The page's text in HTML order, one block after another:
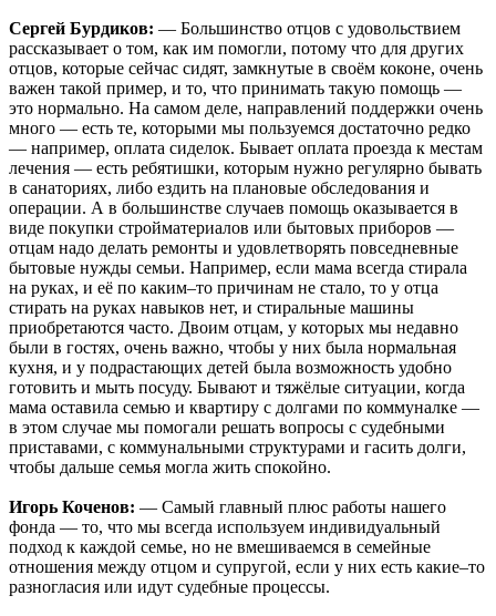
Сергей Бурдиков: — Большинство отцов с удовольствием
рассказывает о том, как им помогли, потому что для других
отцов, которые сейчас сидят, замкнутые в своём коконе, очень
важен такой пример, и то, что принимать такую помощь —
это нормально. На самом деле, направлений поддержки очень
много — есть те, которыми мы пользуемся достаточно редко
— например, оплата сиделок. Бывает оплата проезда к местам
лечения — есть ребятишки, которым нужно регулярно бывать
в санаториях, либо ездить на плановые обследования и
операции. А в большинстве случаев помощь оказывается в
виде покупки стройматериалов или бытовых приборов —
отцам надо делать ремонты и удовлетворять повседневные
бытовые нужды семьи. Например, если мама всегда стирала
на руках, и её по каким–то причинам не стало, то у отца
стирать на руках навыков нет, и стиральные машины
приобретаются часто. Двоим отцам, у которых мы недавно
были в гостях, очень важно, чтобы у них была нормальная
кухня, и у подрастающих детей была возможность удобно
готовить и мыть посуду. Бывают и тяжёлые ситуации, когда
мама оставила семью и квартиру с долгами по коммуналке —
в этом случае мы помогали решать вопросы с судебными
приставами, с коммунальными структурами и гасить долги,
чтобы дальше семья могла жить спокойно.
Игорь Коченов: — Самый главный плюс работы нашего
фонда — то, что мы всегда используем индивидуальный
подход к каждой семье, но не вмешиваемся в семейные
отношения между отцом и супругой, если у них есть какие–то
разногласия или идут судебные процессы.